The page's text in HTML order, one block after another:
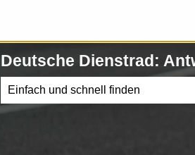
Deutsche Dienstrad:
Es gibt keine Vorschläge, da das